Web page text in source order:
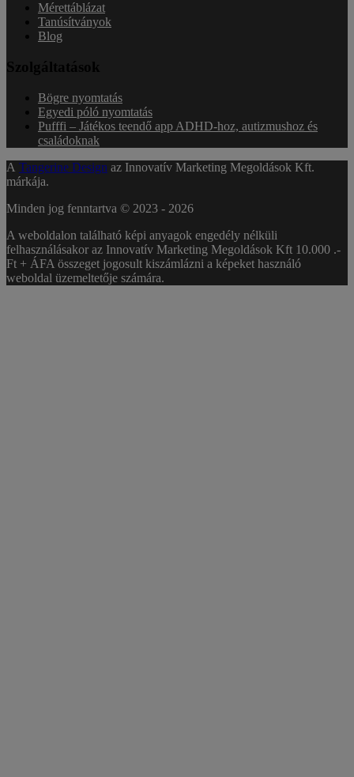
Mérettáblázat
Tanúsítványok
Blog
Szolgáltatások
Bögre nyomtatás
Egyedi póló nyomtatás
Pufffi – Játékos teendő app ADHD-hoz, autizmushoz és
családoknak
A Tangerine Design az Innovatív Marketing Megoldások Kft.
márkája.
Minden jog fenntartva © 2023 - 2026
A weboldalon található képi anyagok engedély nélküli
felhasználásakor az Innovatív Marketing Megoldások Kft 10.000 .-
Ft + ÁFA összeget jogosult kiszámlázni a képeket használó
weboldal üzemeltetője számára.